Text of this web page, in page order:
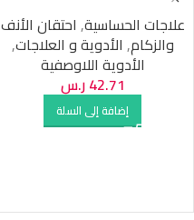
علاجات الحساسية, احتقان الأنف
والزكام, الأدوية و العلاجات,
الأدوية اللاوصفية
42.71ر.س
إضافة إلى السلة